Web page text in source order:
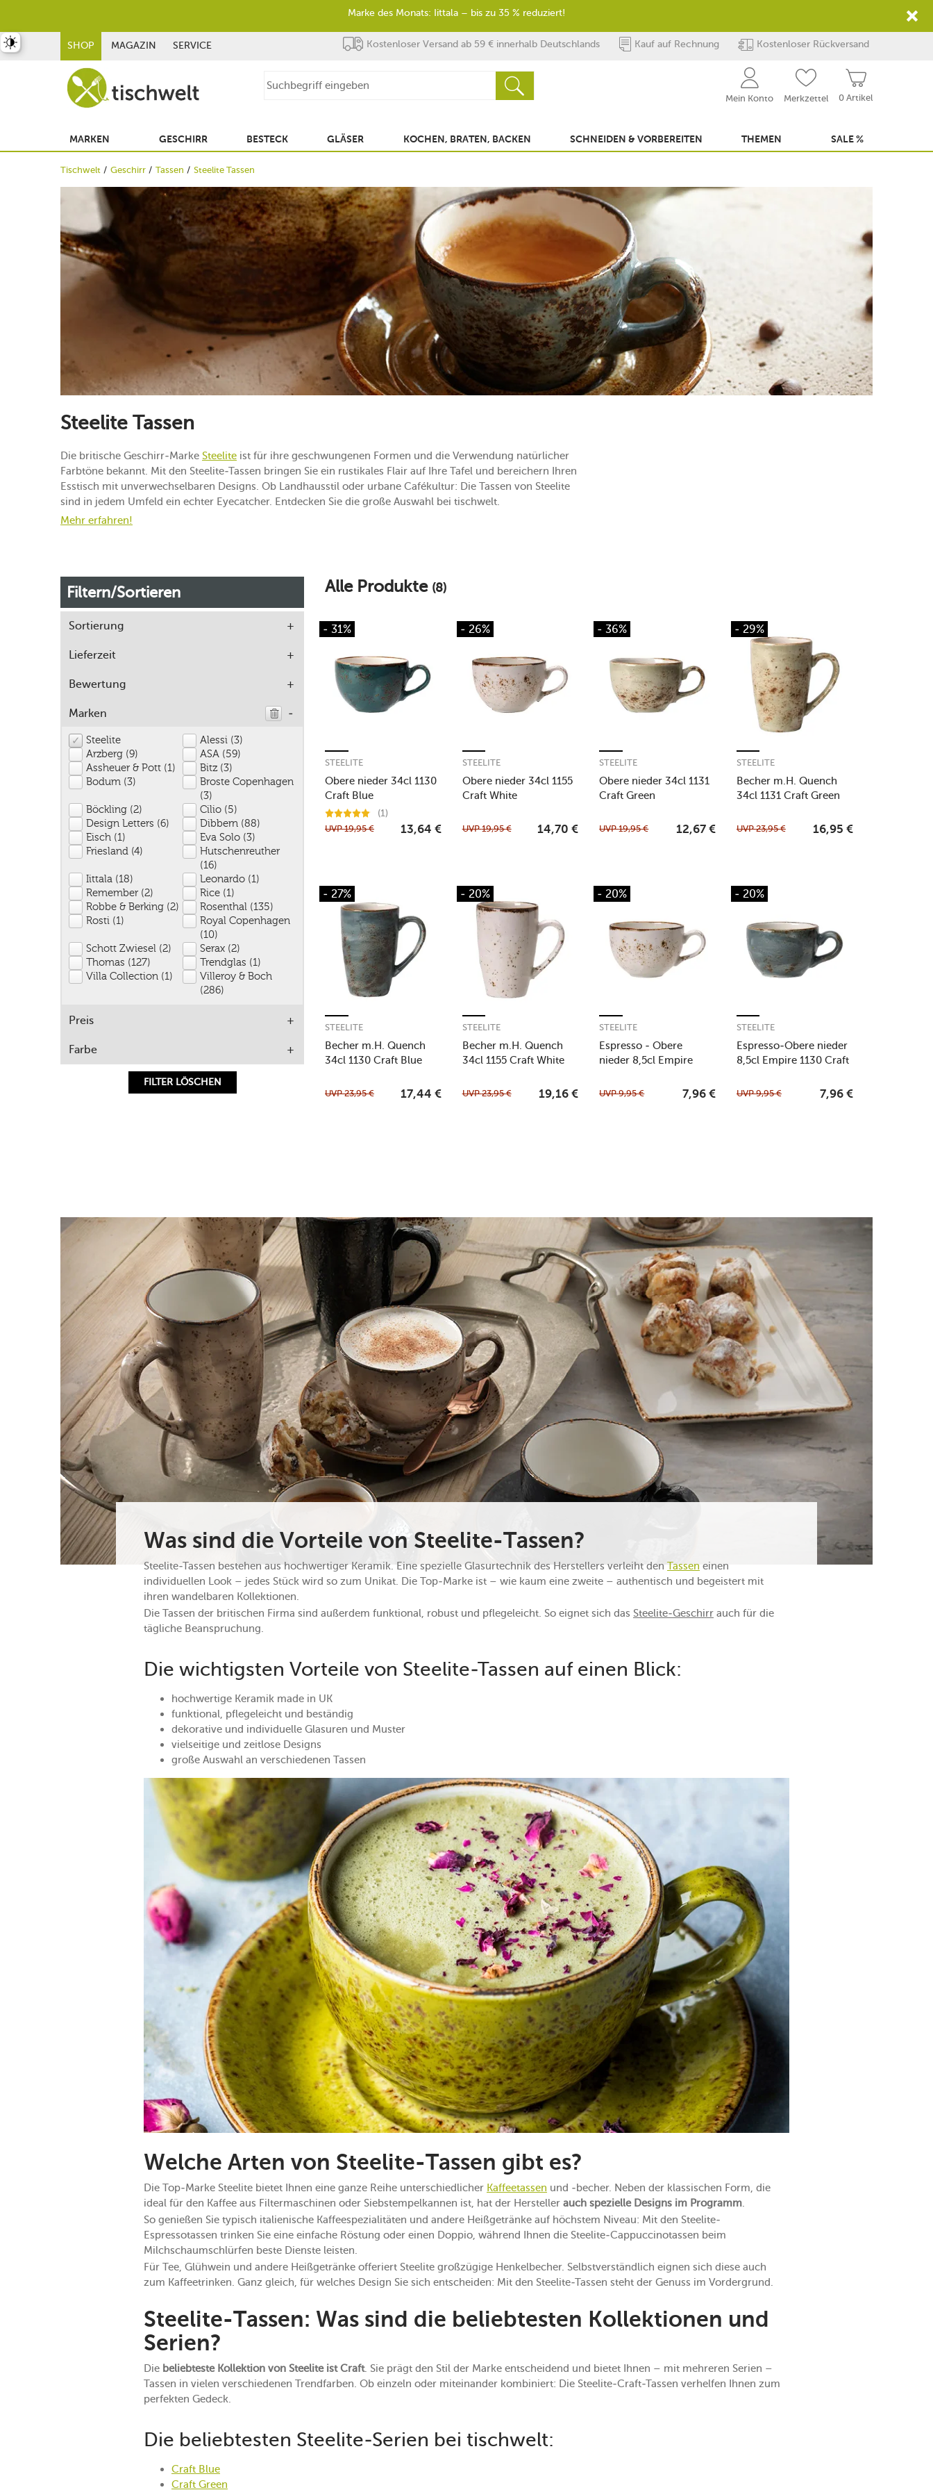
SHOP MAGAZIN SERVICE Kostenloser Versand ab 59 € innerhalb Deutschlands Kauf auf Rechnung Kostenloser Rückversand
0 Artikel
Mein Konto Merkzettel
MARKEN GESCHIRR BESTECK GLÄSER KOCHEN, BRATEN, BACKEN SCHNEIDEN & VORBEREITEN THEMEN SALE %
Tischwelt Geschirr Tassen Steelite Tassen
Steelite Tassen
Die britische Geschirr-Marke Steelite ist für ihre geschwungenen Formen und die Verwendung natürlicher
Farbtöne bekannt. Mit den Steelite-Tassen bringen Sie ein rustikales Flair auf Ihre Tafel und bereichern Ihren
Esstisch mit unverwechselbaren Designs. Ob Landhausstil oder urbane Cafékultur: Die Tassen von Steelite
sind in jedem Umfeld ein echter Eyecatcher. Entdecken Sie die große Auswahl bei tischwelt.
Mehr erfahren!
Filtern/Sortieren
Sortierung
Lieferzeit
Bewertung
Marken
Steelite
Alessi (3)
Arzberg (9)
ASA (59)
Assheuer & Pott (1)
Bitz (3)
Bodum (3)
Broste Copenhagen
(3)
Böckling (2)
Cilio (5)
Design Letters (6)
Dibbern (88)
Eisch (1)
Eva Solo (3)
Friesland (4)
Hutschenreuther
(16)
Iittala (18)
Leonardo (1)
Remember (2)
Rice (1)
Robbe & Berking (2)
Rosenthal (135)
Rosti (1)
Royal Copenhagen
(10)
Schott Zwiesel (2)
Serax (2)
Thomas (127)
Trendglas (1)
Villa Collection (1)
Villeroy & Boch
(286)
Preis
Farbe
FILTER LÖSCHEN
Alle Produkte (8)
- 31%
Obere nieder 34cl 1130
Craft Blue
STEELITE
(1)
UVP19,95 € 13,64 €
- 26%
Obere nieder 34cl 1155
Craft White
STEELITE
UVP19,95 € 14,70 €
- 36%
Obere nieder 34cl 1131
Craft Green
STEELITE
UVP19,95 € 12,67 €
- 29%
Becher m.H. Quench
34cl 1131 Craft Green
STEELITE
UVP23,95 € 16,95 €
- 27%
Becher m.H. Quench
34cl 1130 Craft Blue
STEELITE
UVP23,95 € 17,44 €
- 20%
Becher m.H. Quench
34cl 1155 Craft White
STEELITE
UVP23,95 € 19,16 €
- 20%
Espresso - Obere
nieder 8,5cl Empire
STEELITE
UVP9,95 € 7,96 €
- 20%
Espresso-Obere nieder
8,5cl Empire 1130 Craft
STEELITE
UVP9,95 € 7,96 €
Was sind die Vorteile von Steelite-Tassen?
Steelite-Tassen bestehen aus hochwertiger Keramik. Eine spezielle Glasurtechnik des Herstellers verleiht denTassen einen
individuellen Look – jedes Stück wird so zum Unikat. Die Top-Marke ist – wie kaum eine zweite – authentisch und begeistert mit
ihren wandelbaren Kollektionen.
Die Tassen der britischen Firma sind außerdem funktional, robust und pflegeleicht. So eignet sich das Steelite-Geschirr auch für die
tägliche Beanspruchung.
Die wichtigsten Vorteile von Steelite-Tassen auf einen Blick:
hochwertige Keramik made in UK
funktional, pflegeleicht und beständig
dekorative und individuelle Glasuren und Muster
vielseitige und zeitlose Designs
große Auswahl an verschiedenen Tassen
Welche Arten von Steelite-Tassen gibt es?
Die Top-Marke Steelite bietet Ihnen eine ganze Reihe unterschiedlicher Kaffeetassen und -becher. Neben der klassischen Form, die
ideal für den Kaffee aus Filtermaschinen oder Siebstempelkannen ist, hat der Hersteller auch spezielle Designs im Programm.
So genießen Sie typisch italienische Kaffeespezialitäten und andere Heißgetränke auf höchstem Niveau: Mit den Steelite-
Espressotassen trinken Sie eine einfache Röstung oder einen Doppio, während Ihnen die Steelite-Cappuccinotassen beim
Milchschaumschlürfen beste Dienste leisten.
Für Tee, Glühwein und andere Heißgetränke offeriert Steelite großzügige Henkelbecher. Selbstverständlich eignen sich diese auch
zum Kaffeetrinken. Ganz gleich, für welches Design Sie sich entscheiden: Mit den Steelite-Tassen steht der Genuss im Vordergrund.
Steelite-Tassen: Was sind die beliebtesten Kollektionen und
Serien?
Die beliebteste Kollektion von Steelite ist Craft. Sie prägt den Stil der Marke entscheidend und bietet Ihnen – mit mehreren Serien –
Tassen in vielen verschiedenen Trendfarben. Ob einzeln oder miteinander kombiniert: Die Steelite-Craft-Tassen verhelfen Ihnen zum
perfekten Gedeck.
Die beliebtesten Steelite-Serien bei tischwelt:
Craft Blue
Craft Green
umschalten
Marke des Monats: Iittala – bis zu 35 % reduziert!